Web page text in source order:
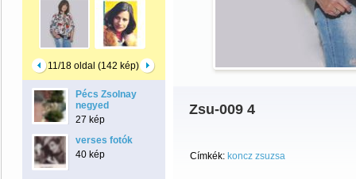
11/18 oldal (142 kép)
Pécs Zsolnay
negyed
27 kép
verses fotók
40 kép
Zsu-009 4
Címkék: koncz zsuzsa